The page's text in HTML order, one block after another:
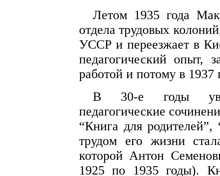
Летом 1935 года
отдела трудовых
УССР и переезжает в
педагогический опыт,
работой и потому в 1937
В 30-е годы
педагогические
“Книга для
трудом его жизни
которой Антон
1925 по 1935 годы).